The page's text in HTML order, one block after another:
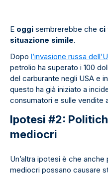
E oggi sembrerebbe che ci
situazione simile.
Dopo l’invasione russa
petrolio ha superato i 100
del carburante negli USA e
questo ha già iniziato a
consumatori e sulle vendite
Ipotesi #2:
mediocri
Un’altra ipotesi è che
mediocri possano causare